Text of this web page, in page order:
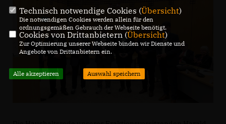
Technisch notwendige Cookies (Übersicht)
Die notwendigen Cookies werden allein für den
ordnungsgemäßen Gebrauch der Webseite benötigt.
Cookies von Drittanbietern (Übersicht)
Zur Optimierung unserer Webseite binden wir Dienste und
Angebote von Drittanbietern ein.
Alle akzeptieren Auswahl speichern